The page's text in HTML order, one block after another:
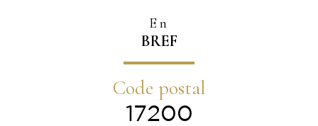
En
BREF
Code postal
17200